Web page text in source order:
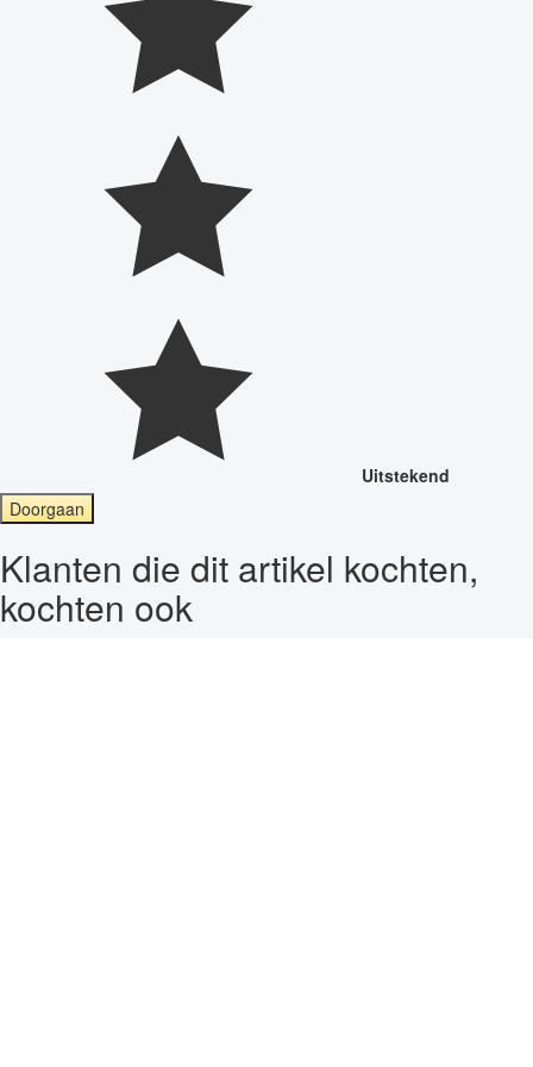
Uitstekend
Doorgaan
Klanten die dit artikel kochten,
kochten ook